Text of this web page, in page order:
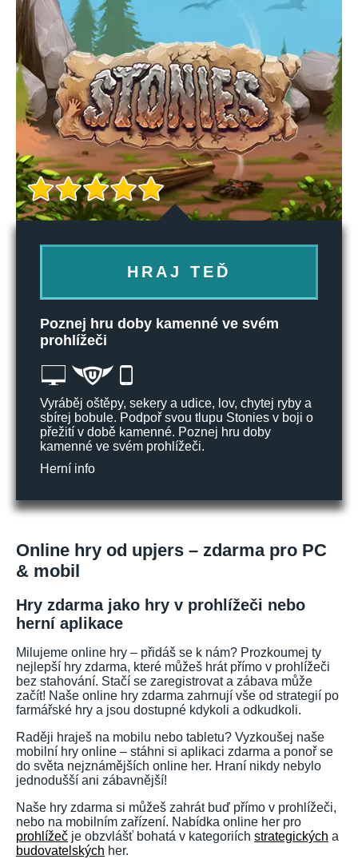
HRAJ TEĎ
Poznej hru doby kamenné ve svém
prohlížeči
Vyráběj oštěpy, sekery a udice, lov, chytej ryby a
sbírej bobule. Podpoř svou tlupu Stonies v boji o
přežití v době kamenné. Poznej hru doby
kamenné ve svém prohlížeči.
Herní info
Online hry od upjers – zdarma pro PC
& mobil
Hry zdarma jako hry v prohlížeči nebo
herní aplikace
Milujeme online hry – přidáš se k nám? Prozkoumej ty
nejlepší hry zdarma, které můžeš hrát přímo v prohlížeči
bez stahování. Stačí se zaregistrovat a zábava může
začít! Naše online hry zdarma zahrnují vše od strategií po
farmářské hry a jsou dostupné kdykoli a odkudkoli.
Raději hraješ na mobilu nebo tabletu? Vyzkoušej naše
mobilní hry online – stáhni si aplikaci zdarma a ponoř se
do světa nejznámějších online her. Hraní nikdy nebylo
jednodušší ani zábavnější!
Naše hry zdarma si můžeš zahrát buď přímo v prohlížeči,
nebo na mobilním zařízení. Nabídka online her pro
prohlížeč je obzvlášť bohatá v kategoriích strategických a
budovatelských her.